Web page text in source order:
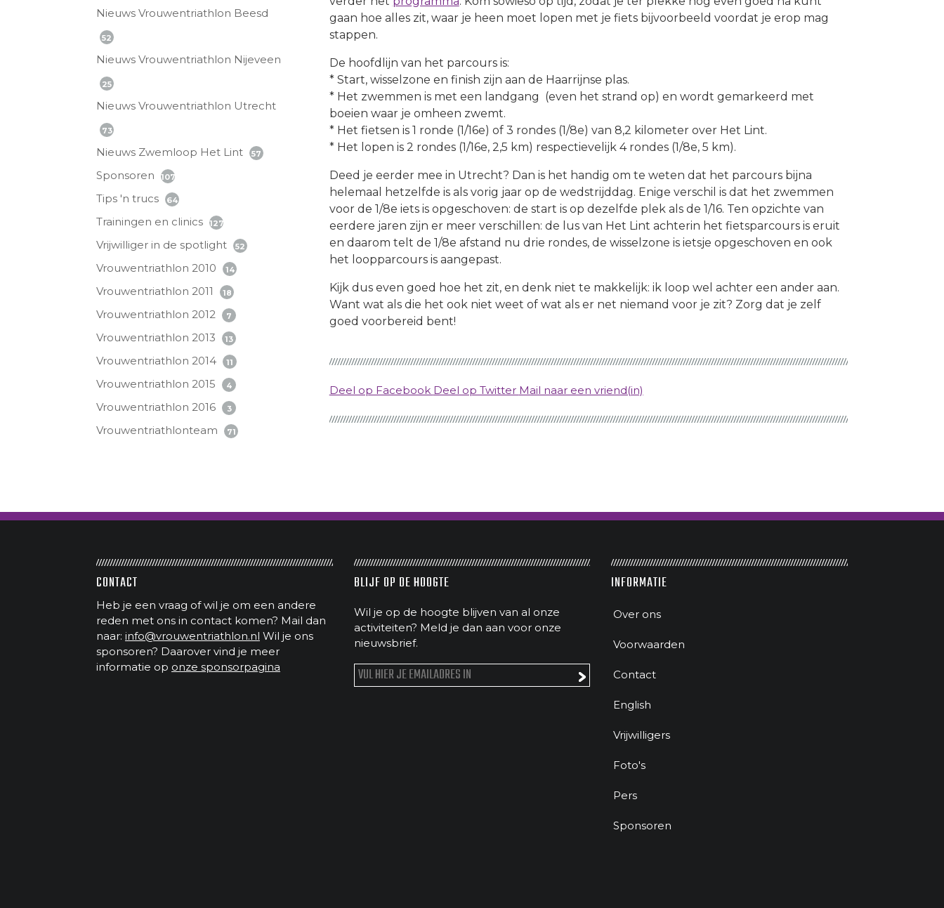
Nieuws Vrouwentriathlon Beesd
52
Nieuws Vrouwentriathlon Nijeveen
25
Nieuws Vrouwentriathlon Utrecht
73
Nieuws Zwemloop Het Lint 57
Sponsoren 107
Tips 'n trucs 64
Trainingen en clinics 127
Vrijwilliger in de spotlight 52
Vrouwentriathlon 2010 14
Vrouwentriathlon 2011 18
Vrouwentriathlon 2012 7
Vrouwentriathlon 2013 13
Vrouwentriathlon 2014 11
Vrouwentriathlon 2015 4
Vrouwentriathlon 2016 3
Vrouwentriathlonteam 71
gaan hoe alles zit, waar je heen moet lopen met je fiets bijvoorbeeld voordat je erop mag
stappen.
De hoofdlijn van het parcours is:
* Start, wisselzone en finish zijn aan de Haarrijnse plas.
* Het zwemmen is met een landgang (even het strand op) en wordt gemarkeerd met
boeien waar je omheen zwemt.
* Het fietsen is 1 ronde (1/16e) of 3 rondes (1/8e) van 8,2 kilometer over Het Lint.
* Het lopen is 2 rondes (1/16e, 2,5 km) respectievelijk 4 rondes (1/8e, 5 km).
Deed je eerder mee in Utrecht? Dan is het handig om te weten dat het parcours bijna
helemaal hetzelfde is als vorig jaar op de wedstrijddag. Enige verschil is dat het zwemmen
voor de 1/8e iets is opgeschoven: de start is op dezelfde plek als de 1/16. Ten opzichte van
eerdere jaren zijn er meer verschillen: de lus van Het Lint achterin het fietsparcours is eruit
en daarom telt de 1/8e afstand nu drie rondes, de wisselzone is ietsje opgeschoven en ook
het loopparcours is aangepast.
Kijk dus even goed hoe het zit, en denk niet te makkelijk: ik loop wel achter een ander aan.
Want wat als die het ook niet weet of wat als er net niemand voor je zit? Zorg dat je zelf
goed voorbereid bent!
Deel op Facebook Deel op Twitter Mail naar een vriend(in)
CONTACT
Heb je een vraag of wil je om een andere
reden met ons in contact komen? Mail dan
naar: info@vrouwentriathlon.nl Wil je ons
sponsoren? Daarover vind je meer
informatie op onze sponsorpagina
BLIJF OP DE HOOGTE
Wil je op de hoogte blijven van al onze
activiteiten? Meld je dan aan voor onze
nieuwsbrief.
INFORMATIE
Over ons
Voorwaarden
Contact
English
Vrijwilligers
Foto's
Pers
Sponsoren